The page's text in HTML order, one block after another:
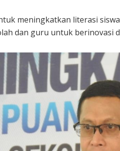
meningkatkan literasi
dan guru untuk berinovasi